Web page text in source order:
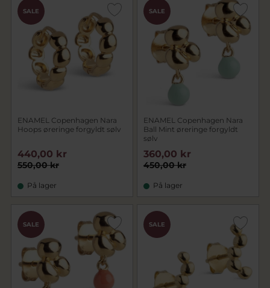
SALE
ENAMEL Copenhagen Nara
Hoops øreringe forgyldt sølv
550,00 kr
440,00 kr
På lager
SALE
ENAMEL Copenhagen Nara
Ball Mint øreringe forgyldt
sølv
450,00 kr
360,00 kr
På lager
SALE SALE